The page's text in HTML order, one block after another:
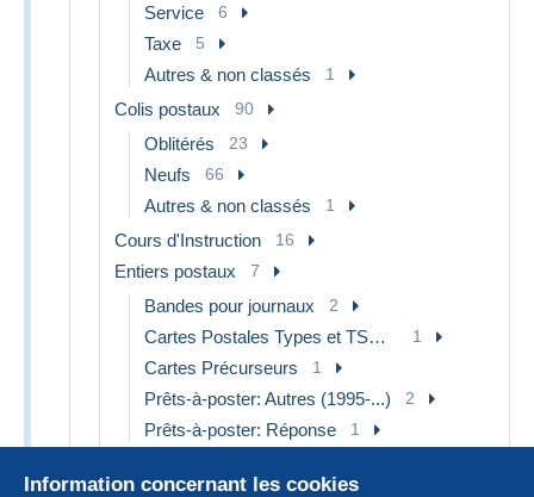
Service 6
Taxe 5
Autres & non classés 1
Colis postaux 90
Oblitérés 23
Neufs 66
Autres & non classés 1
Cours d'Instruction 16
Entiers postaux 7
Bandes pour journaux 2
Cartes Postales Types et TSC (avant 1995) 1
Cartes Précurseurs 1
Prêts-à-poster: Autres (1995-...) 2
Prêts-à-poster: Réponse 1
Information concernant les cookies